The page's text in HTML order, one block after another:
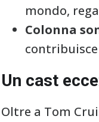
mondo,
Colonna
Un cast
Oltre a Tom